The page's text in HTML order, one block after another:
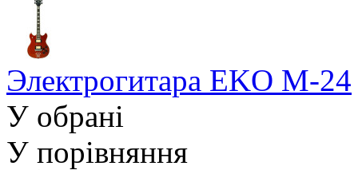
Электрогитара EKO M-24
У обрані
У порівняння